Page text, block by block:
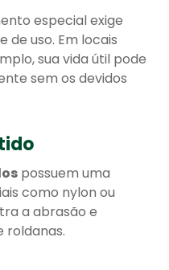
especial exige
uso. Em locais
sua vida útil pode
sem os devidos
possuem uma
como nylon ou
a abrasão e
roldanas.